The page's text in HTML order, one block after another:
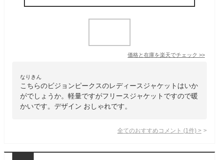
価格と在庫を楽天でチェック >>
なりきん
こちらのビジョンピークスのレディースジャケットはいか
がでしょうか。軽量ですがフリースジャケットですので暖
かいです。デザイン おしゃれです。
全てのおすすめコメント (1 件) >